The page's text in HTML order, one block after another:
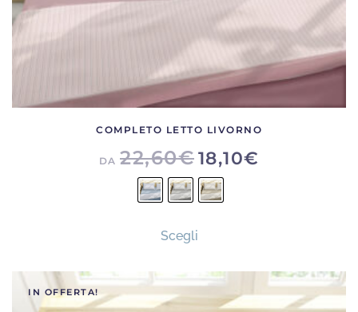
prodotto
COMPLETO LETTO LIVORNO
DA 22,60€18,10€
Scegliprodotto
più
varianti.
IN OFFERTA!